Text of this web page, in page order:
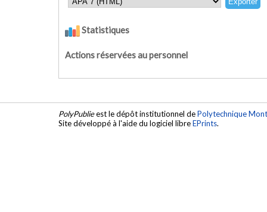
Statistiques
Actions réservées au personnel
PolyPublieest le dépôt institutionnel dePolytechnique
Site développé à l'aide du logiciel libreEPrints.